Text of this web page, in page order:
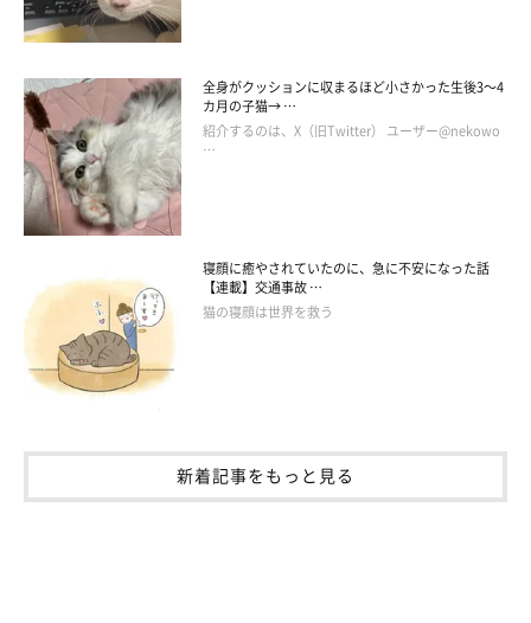
り、落ち着いた性格の持ち主。
ただ、ソファでの爪とぎだけは、どうしてもやめられないようで
す。
全身がクッションに収まるほど小さかった生後3～4
カ月の子猫→ …
紹介するのは、X（旧Twitter） ユーザー@nekowo
…
寝顔に癒やされていたのに、急に不安になった話
【連載】交通事故 …
猫の寝顔は世界を救う
新着記事をもっと見る